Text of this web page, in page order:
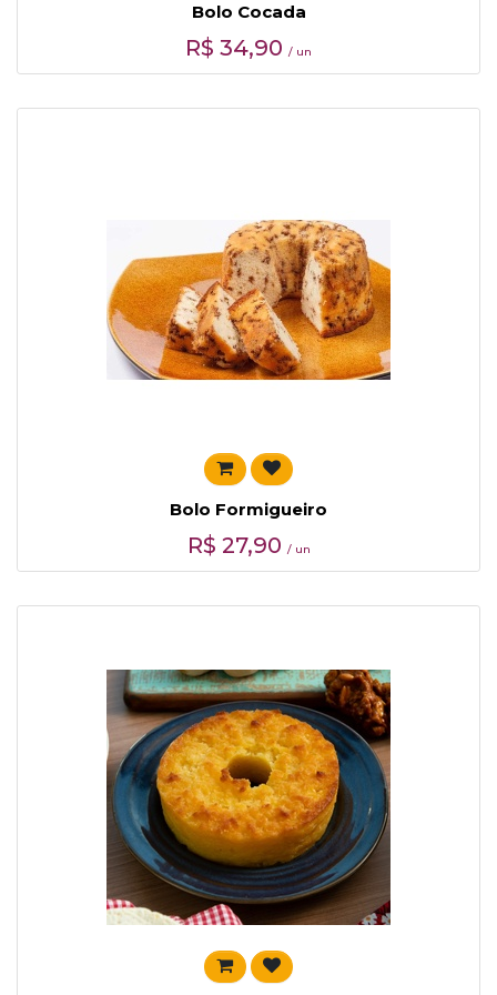
Bolo Cocada
R$ 34,90 / un
Bolo Formigueiro
R$ 27,90 / un